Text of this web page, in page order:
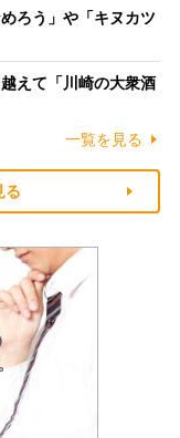
ろう」や「キヌカツ
えて「川崎の大衆酒
一覧を見る
る